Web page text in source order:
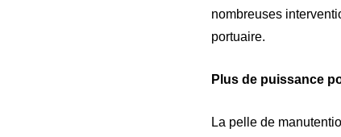
nombreuses
portuaire.
Plus de puissance
La pelle de